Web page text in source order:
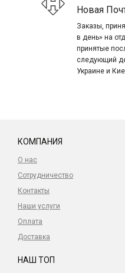
Новая
Заказы,
в день» на
принятые
следующий
Украине и
КОМПАНИЯ
О нас
Сотрудничество
Контакты
Наши услуги
Оплата
Доставка
НАШ ТОП